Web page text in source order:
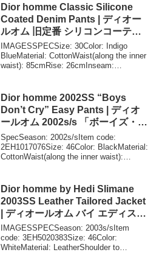
Dior homme Classic Silicone
Coated Denim Pants | ディオー
ルオム 旧定番 シリコンコーティ
ングデニムパンツ
IMAGESSPECSize: 30Color: Indigo
BlueMaterial: CottonWaist(along the inner
waist): 85cmRise: 26cmInseam:
Dior homme 2002SS “Boys
Don’t Cry” Easy Pants | ディオ
ールオム 2002s/s 「ボーイズ・ド
ント・クライ」期 イージーパン
ツ
SpecSeason: 2002s/sItem code:
2EH1017076Size: 46Color: BlackMaterial:
CottonWaist(along the inner waist):
Dior homme by Hedi Slimane
2003SS Leather Tailored Jacket
| ディオールオム バイ エディスリ
マン 2003s/s レザーテーラードジ
ャケット
IMAGESSPECSeason: 2003s/sItem
code: 3EH5020383Size: 46Color:
WhiteMaterial: LeatherShoulder to